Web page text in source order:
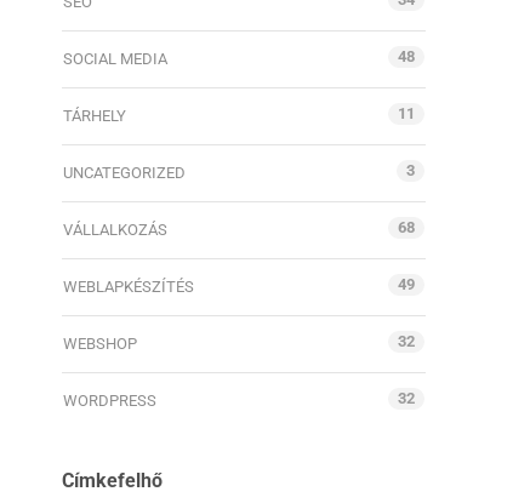
SOCIAL MEDIA 48
TÁRHELY 11
UNCATEGORIZED 3
VÁLLALKOZÁS 68
WEBLAPKÉSZÍTÉS 49
WEBSHOP 32
WORDPRESS 32
Címkefelhő